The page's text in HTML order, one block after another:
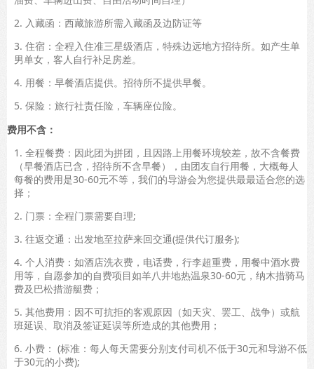
2. 入藏函：西藏旅游所需入藏函及边防证等
3. 住宿：全程入住准三星级酒店，特殊边远地方招待所。如产生单
男单女，客人自行补足房差。
4. 用餐：早餐酒店提供。招待所不提供早餐。
5. 保险：旅行社责任险，车辆座位险。
费用不含：
1. 全程餐费：因此团为拼团，且因路上用餐环境较差，故不含餐费
（早餐酒店已含，招待所不含早餐），由团友自行用餐，大概每人
每餐的费用是30-60元不等，我们的导游会为您提供最最适合您的选
择；
2. 门票：全程门票需要自理;
3. 往返交通：出发地至拉萨来回交通(提供代订服务);
4. 个人消费：如酒店洗衣费，电话费，行李超重费，用餐中酒水费
用等，自愿参加的自费项目如羊八井地热温泉30-60元，纳木措骑马
费及巴松措游艇费；
5. 其他费用：因不可抗拒的客观原因（如天灾、罢工、战争）或航
班延误、取消及签证延误等所造成的其他费用；
6. 小费： (标准：每人每天需要分别支付司机不低于30元和导游不低
于30元的小费);